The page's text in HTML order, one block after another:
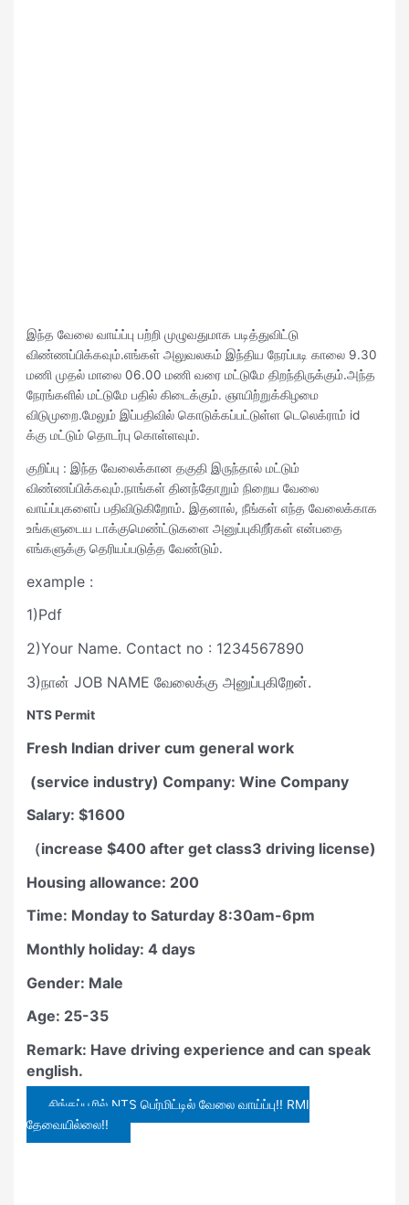
இந்த வேலை வாய்ப்பு பற்றி முழுவதுமாக படித்துவிட்டு
விண்ணப்பிக்கவும்.எங்கள் அலுவலகம் இந்திய நேரப்படி காலை 9.30
மணி முதல் மாலை 06.00 மணி வரை மட்டுமே திறந்திருக்கும்.அந்த
நேரங்களில் மட்டுமே பதில் கிடைக்கும். ஞாயிற்றுக்கிழமை
விடுமுறை.மேலும் இப்பதிவில் கொடுக்கப்பட்டுள்ள டெலெக்ராம் id
க்கு மட்டும் தொடர்பு கொள்ளவும்.
குறிப்பு : இந்த வேலைக்கான தகுதி இருந்தால் மட்டும்
விண்ணப்பிக்கவும்.நாங்கள் தினந்தோறும் நிறைய வேலை
வாய்ப்புகளைப் பதிவிடுகிறோம். இதனால், நீங்கள் எந்த வேலைக்காக
உங்களுடைய டாக்குமெண்ட்டுகளை அனுப்புகிறீர்கள் என்பதை
எங்களுக்கு தெரியப்படுத்த வேண்டும்.
example :
1)Pdf
2)Your Name. Contact no : 1234567890
3)நான் JOB NAME வேலைக்கு அனுப்புகிறேன்.
NTS Permit
Fresh Indian driver cum general work
(service industry) Company: Wine Company
Salary: $1600
（increase $400 after get class3 driving license)
Housing allowance: 200
Time: Monday to Saturday 8:30am-6pm
Monthly holiday: 4 days
Gender: Male
Age: 25-35
Remark: Have driving experience and can speak
english.
சிங்கப்பூரில் NTS பெர்மிட்டில் வேலை வாய்ப்பு!! RMI
தேவையில்லை!!